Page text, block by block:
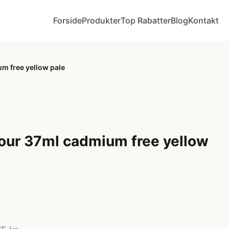
ForsideProdukterTop RabatterBlogKontakt
free yellow pale
37ml cadmium free yellow